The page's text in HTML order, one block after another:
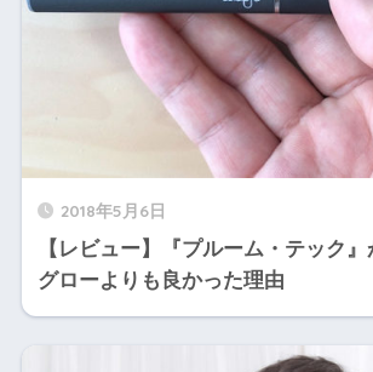
2018年5月6日
【レビュー】『プルーム・テック』
グローよりも良かった理由